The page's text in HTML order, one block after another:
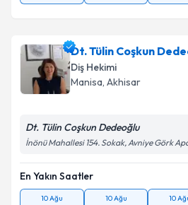
Dt. Tülin Coşkun
Diş Hekimi
Manisa, Akhisar
Dt. Tülin Coşkun Dedeoğlu
İnönü Mahallesi 154. Sokak, Avniye Görk
En Yakın Saatler
10 Ağu 10 Ağu 10